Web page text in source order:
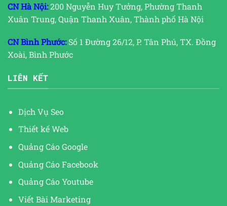
CN Hà Nội:200 Nguyễn Huy Tưởng, Phường Thanh
Xuân Trung, Quận Thanh Xuân, Thành phố Hà Nội
CN Bình Phước:Số 1 Đường 26/12, P. Tân Phú, TX. Đồng
Xoài, Bình Phước
LIÊN KẾT
Dịch Vụ Seo
Thiết kế Web
Quảng Cáo Google
Quảng Cáo Facebook
Quảng Cáo Youtube
Viết Bài Marketing